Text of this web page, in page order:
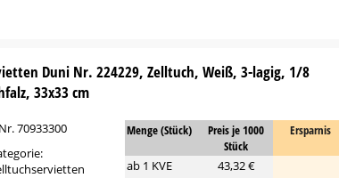
Duni Nr. 224229, Zelltuch, Weiß, 3-lagig, 1/8
33x33 cm
70933300
Menge (Stück)
Preis je 1000
Stück
Ersparnis
ab 1 KVE
43,32 €